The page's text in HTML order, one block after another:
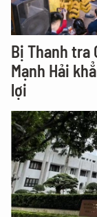
Bị Thanh tra
Mạnh Hải
lợi